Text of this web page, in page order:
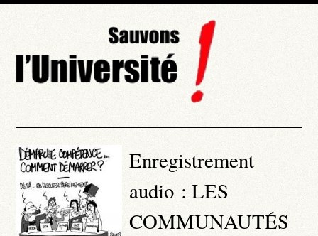
Enregistrement
audio : LES
COMMUNAUTÉS